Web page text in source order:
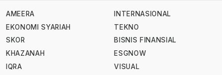
AMEERA
EKONOMI SYARIAH
SKOR
KHAZANAH
IQRA
INTERNASIONAL
TEKNO
BISNIS FINANSIAL
ESGNOW
VISUAL